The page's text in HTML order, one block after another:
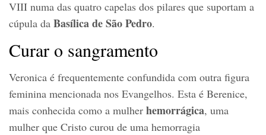
VIII numa das quatro capelas dos pilares que suportam a
cúpula da Basílica de São Pedro.
Curar o sangramento
Veronica é frequentemente confundida com outra figura
feminina mencionada nos Evangelhos. Esta é Berenice,
mais conhecida como a mulher hemorrágica, uma
mulher que Cristo curou de uma hemorragia